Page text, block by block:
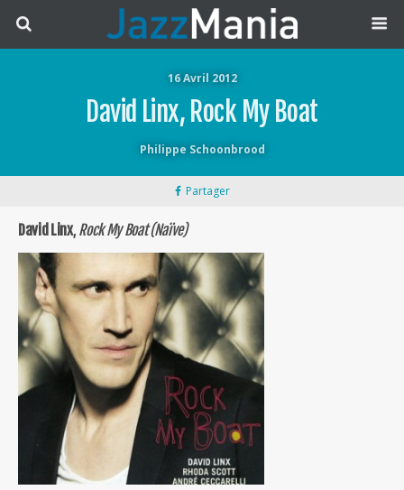
16 Avril 2012
David Linx, Rock My Boat
Philippe Schoonbrood
Partager
David Linx, Rock My Boat (Naïve)